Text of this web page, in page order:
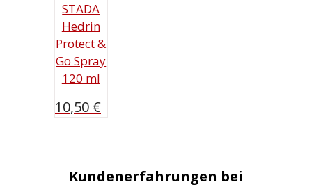
STADA
Hedrin
Protect &
Go Spray
120 ml
10,50 €
Kundenerfahrungen bei